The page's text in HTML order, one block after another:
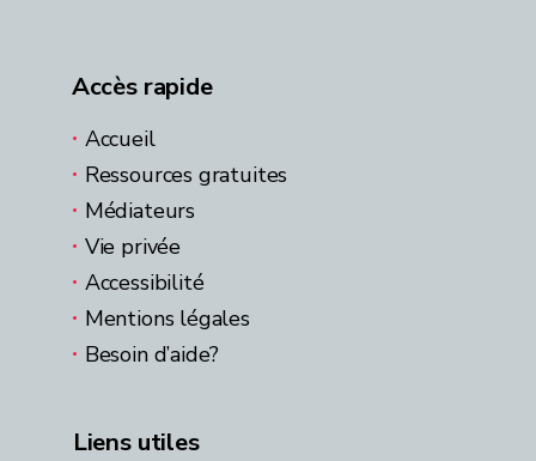
Accès rapide
Accueil
Ressources gratuites
Médiateurs
Vie privée
Accessibilité
Mentions légales
Besoin d’aide?
Liens utiles